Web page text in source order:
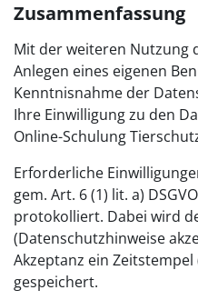
Zusammenfassung
Mit der weiteren Nutzung
Anlegen eines eigenen
Kenntnisnahme der
Ihre Einwilligung zu den
Online-Schulung
Erforderliche
gem. Art. 6 (1) lit. a)
protokolliert. Dabei wird
(Datenschutzhinweise
Akzeptanz ein
gespeichert.